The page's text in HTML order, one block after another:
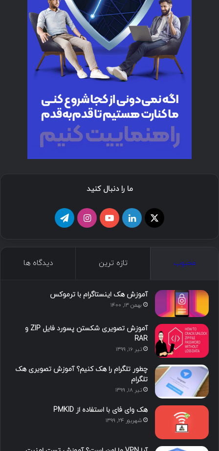
ما را دنبال کنید
د
ی
ن
و
ت
گ
ا
ا
محبوب تازه ترین دیدگاه ها
آموزش هک اینستاگرام با ترموکس
بهمن ۱۳, ۱۴۰۰
آموزش تصویری شکستن پسورد فایل ZIP و
RAR
تیر ۱۶, ۱۳۹۹
چطور تلگرام را هک کنیم؟ آموزش تصویری هک
تلگرام
تیر ۱۸, ۱۳۹۹
هک وای فای با استفاده از PMKID
شهریور ۲۴, ۱۳۹۹